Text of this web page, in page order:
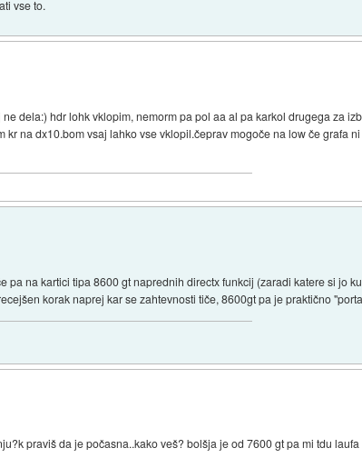
vse to.
dela:) hdr lohk vklopim, nemorm pa pol aa al pa karkol drugega za
kr na dx10.bom vsaj lahko vse vklopil.čeprav mogoče na low če grafa
pa na kartici tipa 8600 gt naprednih directx funkcij (zaradi katere si jo
korak naprej kar se zahtevnosti tiče, 8600gt pa je praktično
praviš da je počasna..kako veš? bolšja je od 7600 gt pa mi tdu